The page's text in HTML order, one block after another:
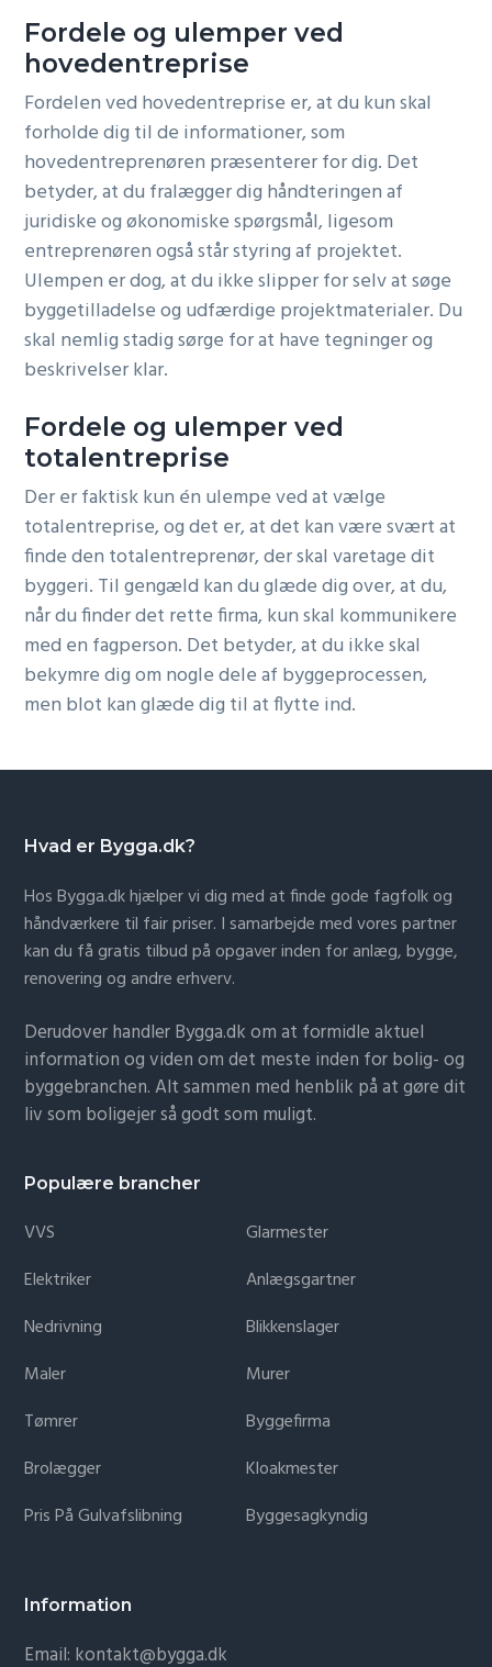
Fordele og ulemper ved
hovedentreprise
Fordelen ved hovedentreprise er, at du kun skal
forholde dig til de informationer, som
hovedentreprenøren præsenterer for dig. Det
betyder, at du fralægger dig håndteringen af
juridiske og økonomiske spørgsmål, ligesom
entreprenøren også står styring af projektet.
Ulempen er dog, at du ikke slipper for selv at søge
byggetilladelse og udfærdige projektmaterialer. Du
skal nemlig stadig sørge for at have tegninger og
beskrivelser klar.
Fordele og ulemper ved
totalentreprise
Der er faktisk kun én ulempe ved at vælge
totalentreprise, og det er, at det kan være svært at
finde den totalentreprenør, der skal varetage dit
byggeri. Til gengæld kan du glæde dig over, at du,
når du finder det rette firma, kun skal kommunikere
med en fagperson. Det betyder, at du ikke skal
bekymre dig om nogle dele af byggeprocessen,
men blot kan glæde dig til at flytte ind.
Hvad er Bygga.dk?
Hos Bygga.dk hjælper vi dig med at finde gode fagfolk og
håndværkere til fair priser. I samarbejde med vores partner
kan du få gratis tilbud på opgaver inden for anlæg, bygge,
renovering og andre erhverv.
Derudover handler Bygga.dk om at formidle aktuel
information og viden om det meste inden for bolig- og
byggebranchen. Alt sammen med henblik på at gøre dit
liv som boligejer så godt som muligt.
Populære brancher
VVS
Glarmester
Elektriker
Anlægsgartner
Nedrivning
Blikkenslager
Maler
Murer
Tømrer
Byggefirma
Brolægger
Kloakmester
Pris På Gulvafslibning
Byggesagkyndig
Information
Email: kontakt@bygga.dk